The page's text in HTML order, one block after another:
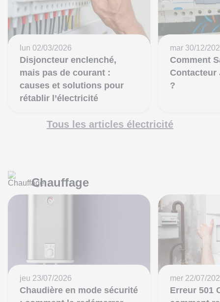
lun 02/03/2026
Disjoncteur enclenché,
mais pas de courant :
causes et solutions pour
rétablir l’électricité
mar 30/12/
Comment
Contacteur
?
Tous les articles électricité
Chauffage
jeu 23/07/2026
Chaudière en mode sécurité
mer 22/07/
Erreur 501